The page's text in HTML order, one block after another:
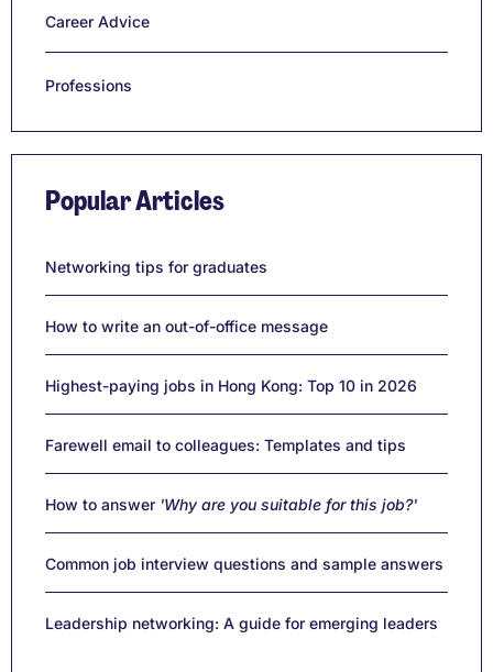
Career Advice
Professions
Popular Articles
Networking tips for graduates
How to write an out-of-office message
Highest-paying jobs in Hong Kong: Top 10 in 2026
Farewell email to colleagues: Templates and tips
How to answer 'Why are you suitable for this job?'
Common job interview questions and sample answers
Leadership networking: A guide for emerging leaders